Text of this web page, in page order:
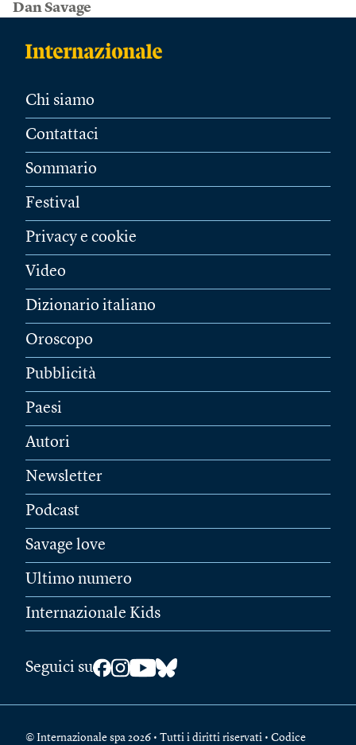
Dan Savage
Chi siamo
Contattaci
Sommario
Festival
Privacy e cookie
Video
Dizionario italiano
Oroscopo
Pubblicità
Paesi
Autori
Newsletter
Podcast
Savage love
Ultimo numero
Internazionale Kids
Seguici su
© Internazionale spa 2026 • Tutti i diritti riservati • Codice